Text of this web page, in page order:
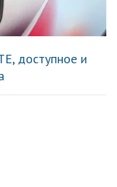
доступное и